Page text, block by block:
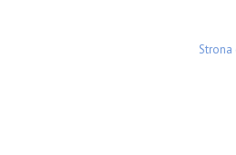
Strona